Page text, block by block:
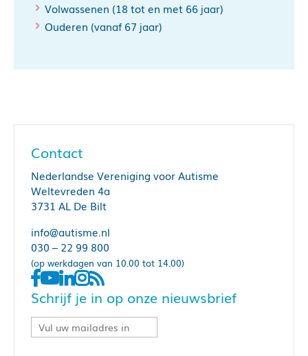
Volwassenen (18 tot en met 66 jaar)
Ouderen (vanaf 67 jaar)
Contact
Nederlandse Vereniging voor Autisme
Weltevreden 4a
3731 AL De Bilt
info@autisme.nl
030 – 22 99 800
(op werkdagen van 10.00 tot 14.00)
Schrijf je in op onze nieuwsbrief